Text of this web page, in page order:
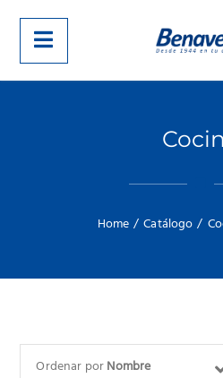
Home / Catálogo /
Ordenar porNombre